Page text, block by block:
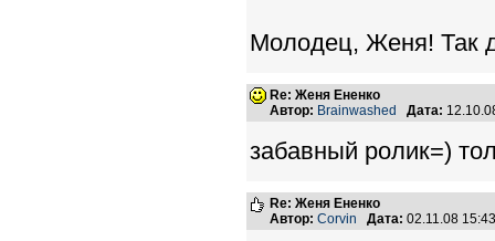
Молодец, Женя! Так
Re: Женя Ененко
Автор: Brainwashed Дата:
забавный ролик=)
Re: Женя Ененко
Автор: Corvin Дата: 02.11.08